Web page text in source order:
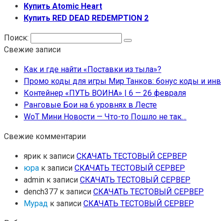
Купить Atomic Heart
Купить RED DEAD REDEMPTION 2
Поиск:
Свежие записи
Как и где найти «Поставки из тыла»?
Промо коды для игры Мир Танков: бонус коды и
Контейнер «ПУТЬ ВОИНА» | 6 — 26 февраля
Ранговые Бои на 6 уровнях в Лесте
WoT Мини Новости — Что-то Пошло не так…
Свежие комментарии
ярик к записи СКАЧАТЬ ТЕСТОВЫЙ СЕРВЕР
юра к записи СКАЧАТЬ ТЕСТОВЫЙ СЕРВЕР
admin к записи СКАЧАТЬ ТЕСТОВЫЙ СЕРВЕР
dench377 к записи СКАЧАТЬ ТЕСТОВЫЙ СЕРВЕР
Мурад к записи СКАЧАТЬ ТЕСТОВЫЙ СЕРВЕР